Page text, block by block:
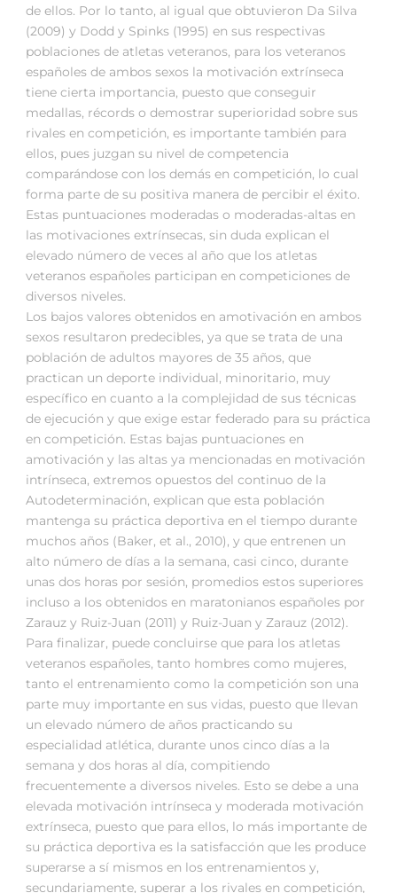
de ellos. Por lo tanto, al igual que obtuvieron Da Silva
(2009) y Dodd y Spinks (1995) en sus respectivas
poblaciones de atletas veteranos, para los veteranos
españoles de ambos sexos la motivación extrínseca
tiene cierta importancia, puesto que conseguir
medallas, récords o demostrar superioridad sobre sus
rivales en competición, es importante también para
ellos, pues juzgan su nivel de competencia
comparándose con los demás en competición, lo cual
forma parte de su positiva manera de percibir el éxito.
Estas puntuaciones moderadas o moderadas-altas en
las motivaciones extrínsecas, sin duda explican el
elevado número de veces al año que los atletas
veteranos españoles participan en competiciones de
diversos niveles.
Los bajos valores obtenidos en amotivación en ambos
sexos resultaron predecibles, ya que se trata de una
población de adultos mayores de 35 años, que
practican un deporte individual, minoritario, muy
específico en cuanto a la complejidad de sus técnicas
de ejecución y que exige estar federado para su práctica
en competición. Estas bajas puntuaciones en
amotivación y las altas ya mencionadas en motivación
intrínseca, extremos opuestos del continuo de la
Autodeterminación, explican que esta población
mantenga su práctica deportiva en el tiempo durante
muchos años (Baker, et al., 2010), y que entrenen un
alto número de días a la semana, casi cinco, durante
unas dos horas por sesión, promedios estos superiores
incluso a los obtenidos en maratonianos españoles por
Zarauz y Ruiz-Juan (2011) y Ruiz-Juan y Zarauz (2012).
Para finalizar, puede concluirse que para los atletas
veteranos españoles, tanto hombres como mujeres,
tanto el entrenamiento como la competición son una
parte muy importante en sus vidas, puesto que llevan
un elevado número de años practicando su
especialidad atlética, durante unos cinco días a la
semana y dos horas al día, compitiendo
frecuentemente a diversos niveles. Esto se debe a una
elevada motivación intrínseca y moderada motivación
extrínseca, puesto que para ellos, lo más importante de
su práctica deportiva es la satisfacción que les produce
superarse a sí mismos en los entrenamientos y,
secundariamente, superar a los rivales en competición,